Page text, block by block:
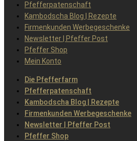
Pfefferpatenschaft
Kambodscha Blog | Rezepte
Firmenkunden Werbegeschenke
Newsletter | Pfeffer Post
Pfeffer Shop
Mein Konto
Die Pfefferfarm
Pfefferpatenschaft
Kambodscha Blog | Rezepte
Firmenkunden Werbegeschenke
Newsletter | Pfeffer Post
Pfeffer Shop